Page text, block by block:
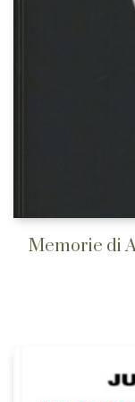
Memorie di